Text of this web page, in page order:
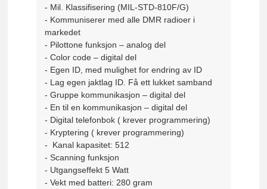
- Mil. Klassifisering (MIL-STD-810F/G)
- Kommuniserer med alle DMR radioer i
markedet
- Pilottone funksjon – analog del
- Color code – digital del
- Egen ID, med mulighet for endring av ID
- Lag egen jaktlag ID. Få ett lukket samband
- Gruppe kommunikasjon – digital del
- En til en kommunikasjon – digital del
- Digital telefonbok ( krever programmering)
- Kryptering ( krever programmering)
- Kanal kapasitet: 512
- Scanning funksjon
- Utgangseffekt 5 Watt
- Vekt med batteri: 280 gram